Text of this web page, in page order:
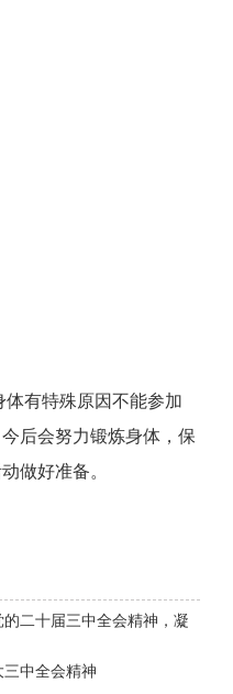
有特殊原因不能参加
后会努力锻炼身体，保
做好准备。
的二十届三中全会精神，凝
中全会精神